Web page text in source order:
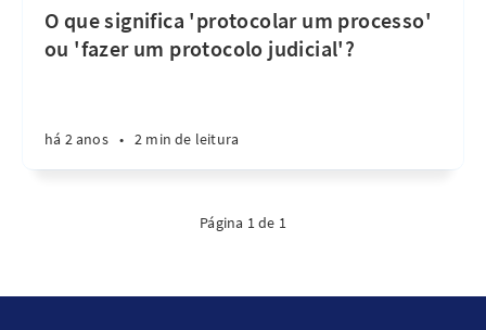
O que significa 'protocolar um processo'
ou 'fazer um protocolo judicial'?
há 2 anos • 2 min de leitura
Página 1 de 1